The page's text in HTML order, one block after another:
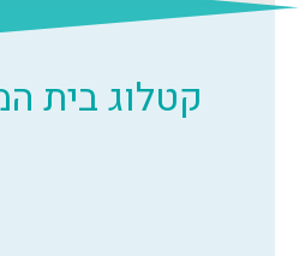
קטלוג בית